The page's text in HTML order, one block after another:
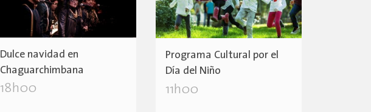
Dulce navidad en
Chaguarchimbana
18h00
Programa Cultural por el
Día del Niño
11h00